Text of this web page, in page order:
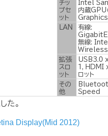
チッ
プセ
ット
Intel
内蔵GPU
LAN
有線:
無線:
拡張
スロ
ット
USB3.0
1, HDMI
ロット
その
他
Speed
た。
Display(Mid 2012)